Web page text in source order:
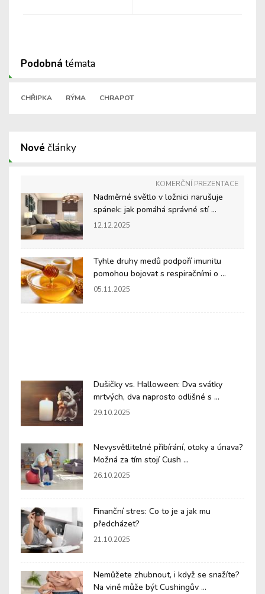
Podobná témata
CHŘIPKA RÝMA CHRAPOT
Nové články
KOMERČNÍ PREZENTACE
Nadměrné světlo v ložnici narušuje
spánek: jak pomáhá správné stí ...
12.12.2025
Tyhle druhy medů podpoří imunitu
pomohou bojovat s respiračními o ...
05.11.2025
Dušičky vs. Halloween: Dva svátky
mrtvých, dva naprosto odlišné s ...
29.10.2025
Nevysvětlitelné přibírání, otoky a únava?
Možná za tím stojí Cush ...
26.10.2025
Finanční stres: Co to je a jak mu
předcházet?
21.10.2025
Nemůžete zhubnout, i když se snažíte?
Na vině může být Cushingův ...